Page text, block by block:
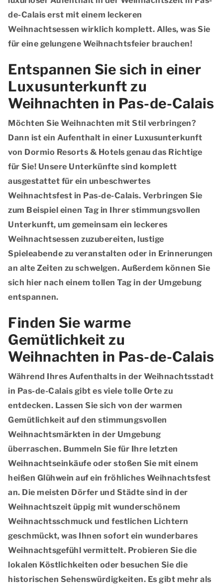
de-Calais erst mit einem leckeren
Weihnachtsessen wirklich komplett. Alles, was Sie
für eine gelungene Weihnachtsfeier brauchen!
Entspannen Sie sich in einer
Luxusunterkunft zu
Weihnachten in Pas-de-Calais
Möchten Sie Weihnachten mit Stil verbringen?
Dann ist ein Aufenthalt in einer Luxusunterkunft
von Dormio Resorts & Hotels genau das Richtige
für Sie! Unsere Unterkünfte sind komplett
ausgestattet für ein unbeschwertes
Weihnachtsfest in Pas-de-Calais. Verbringen Sie
zum Beispiel einen Tag in Ihrer stimmungsvollen
Unterkunft, um gemeinsam ein leckeres
Weihnachtsessen zuzubereiten, lustige
Spieleabende zu veranstalten oder in Erinnerungen
an alte Zeiten zu schwelgen. Außerdem können Sie
sich hier nach einem tollen Tag in der Umgebung
entspannen.
Finden Sie warme
Gemütlichkeit zu
Weihnachten in Pas-de-Calais
Während Ihres Aufenthalts in der Weihnachtsstadt
in Pas-de-Calais gibt es viele tolle Orte zu
entdecken. Lassen Sie sich von der warmen
Gemütlichkeit auf den stimmungsvollen
Weihnachtsmärkten in der Umgebung
überraschen. Bummeln Sie für Ihre letzten
Weihnachtseinkäufe oder stoßen Sie mit einem
heißen Glühwein auf ein fröhliches Weihnachtsfest
an. Die meisten Dörfer und Städte sind in der
Weihnachtszeit üppig mit wunderschönem
Weihnachtsschmuck und festlichen Lichtern
geschmückt, was Ihnen sofort ein wunderbares
Weihnachtsgefühl vermittelt. Probieren Sie die
lokalen Köstlichkeiten oder besuchen Sie die
historischen Sehenswürdigkeiten. Es gibt mehr als